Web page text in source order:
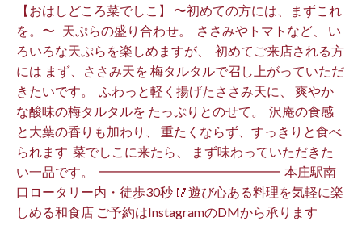
【おはしどころ菜でしこ】 〜初めての方には、まずこれ
を。〜 ⁡ ⁡ 天ぷらの盛り合わせ。 ⁡ ささみやトマトなど、 い
ろいろな天ぷらを楽しめますが、 ⁡ 初めてご来店される方
には まず、ささみ天を 梅タルタルで召し上がっていただ
きたいです。 ⁡ ふわっと軽く揚げたささみ天に、 爽やか
な酸味の梅タルタルを たっぷりとのせて。 ⁡ 沢庵の食感
と大葉の香りも加わり、 重たくならず、すっきりと食べ
られます️ ⁡ 菜でしこに来たら、 まず味わっていただきた
い一品です。 ⁡ ━━━━━━━━━━━━━━ ⁡ 本庄駅南
口ロータリー内・徒歩30秒 🥢遊び心ある料理を気軽に楽
しめる和食店 ご予約はInstagramのDMから承ります ⁡